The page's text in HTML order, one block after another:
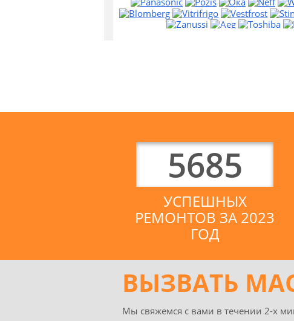
5685
УСПЕШНЫХ
РЕМОНТОВ ЗА 2023
ГОД
ВЫЗВАТЬ
Мы свяжемся с вами в течении 2-х